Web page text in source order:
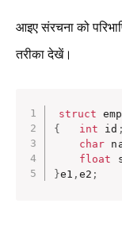
आइए संरचना को
तरीका देखें।
struct
{
int id ;
char
float
}e1 , e2 ;